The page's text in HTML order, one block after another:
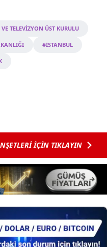
TELEVİZYON ÜST KURULU
#İSTANBUL
İÇİN TIKLAYIN